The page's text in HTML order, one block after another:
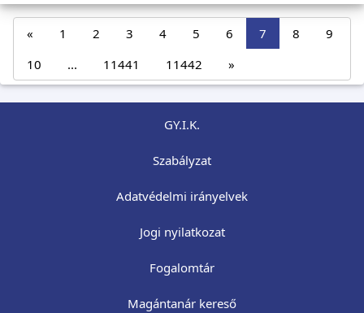
« 1 2 3 4 5 6 7 8
9
10
... 11441 11442 »
GY.I.K.
Szabályzat
Adatvédelmi irányelvek
Jogi nyilatkozat
Fogalomtár
Magántanár kereső